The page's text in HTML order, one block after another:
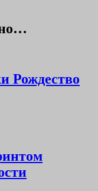
Рождество